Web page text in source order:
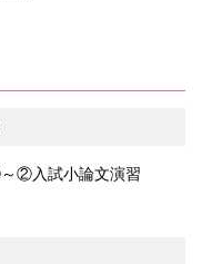
～②入試小論文演習